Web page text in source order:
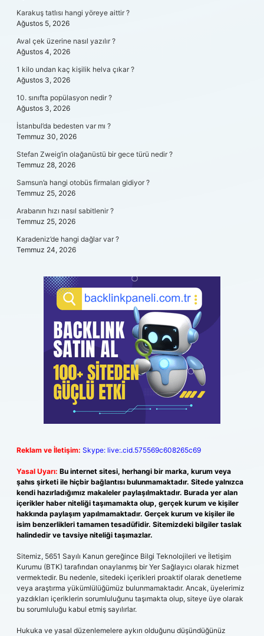
Karakuş tatlısı hangi yöreye aittir ?
Ağustos 5, 2026
Aval çek üzerine nasıl yazılır ?
Ağustos 4, 2026
1 kilo undan kaç kişilik helva çıkar ?
Ağustos 3, 2026
10. sınıfta popülasyon nedir ?
Ağustos 3, 2026
İstanbul’da bedesten var mı ?
Temmuz 30, 2026
Stefan Zweig’in olağanüstü bir gece türü nedir ?
Temmuz 28, 2026
Samsun’a hangi otobüs firmaları gidiyor ?
Temmuz 25, 2026
Arabanın hızı nasıl sabitlenir ?
Temmuz 25, 2026
Karadeniz’de hangi dağlar var ?
Temmuz 24, 2026
Reklam ve İletişim: Skype: live:.cid.575569c608265c69
Yasal Uyarı: Bu internet sitesi, herhangi bir marka, kurum veya
şahıs şirketi ile hiçbir bağlantısı bulunmamaktadır. Sitede yalnızca
kendi hazırladığımız makaleler paylaşılmaktadır. Burada yer alan
içerikler haber niteliği taşımamakta olup, gerçek kurum ve kişiler
hakkında paylaşım yapılmamaktadır. Gerçek kurum ve kişiler ile
isim benzerlikleri tamamen tesadüfidir. Sitemizdeki bilgiler taslak
halindedir ve tavsiye niteliği taşımazlar.
Sitemiz, 5651 Sayılı Kanun gereğince Bilgi Teknolojileri ve İletişim
Kurumu (BTK) tarafından onaylanmış bir Yer Sağlayıcı olarak hizmet
vermektedir. Bu nedenle, sitedeki içerikleri proaktif olarak denetleme
veya araştırma yükümlülüğümüz bulunmamaktadır. Ancak, üyelerimiz
yazdıkları içeriklerin sorumluluğunu taşımakta olup, siteye üye olarak
bu sorumluluğu kabul etmiş sayılırlar.
Hukuka ve yasal düzenlemelere aykırı olduğunu düşündüğünüz